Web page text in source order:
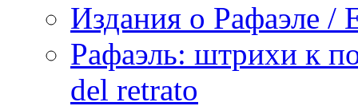
Издания о Рафаэле /
Рафаэль: штрихи к
del retrato